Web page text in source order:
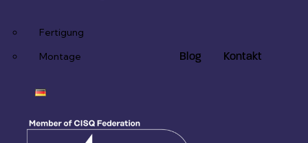
Fertigung
Montage
Blog Kontakt